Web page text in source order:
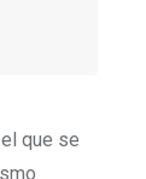
que se